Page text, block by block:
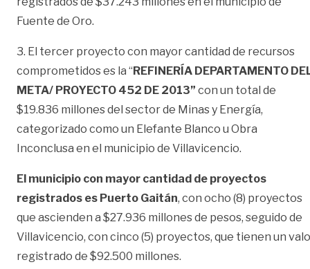
Fuente de Oro.
3. El tercer proyecto con mayor cantidad de recursos
comprometidos es la “REFINERÍA DEPARTAMENTO
META/ PROYECTO 452 DE 2013” con un total de
$19.836 millones del sector de Minas y Energía,
categorizado como un Elefante Blanco u Obra
Inconclusa en el municipio de Villavicencio.
El municipio con mayor cantidad de proyectos
registrados es Puerto Gaitán, con ocho (8) proyectos
que ascienden a $27.936 millones de pesos, seguido de
Villavicencio, con cinco (5) proyectos, que tienen un
registrado de $92.500 millones.